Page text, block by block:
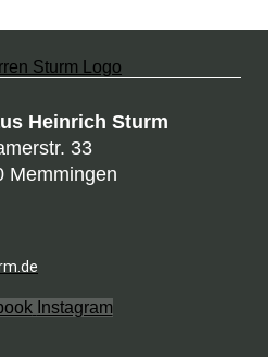
Varianten
Die
Heinrich Sturm
33
Memmingen
Instagram